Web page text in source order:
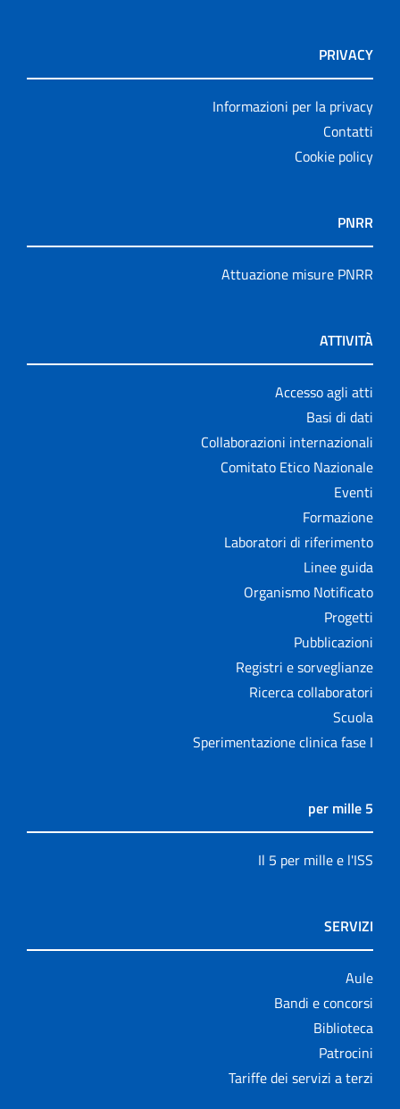
PRIVACY
Informazioni per la privacy
Contatti
Cookie policy
PNRR
Attuazione misure PNRR
ATTIVITÀ
Accesso agli atti
Basi di dati
Collaborazioni internazionali
Comitato Etico Nazionale
Eventi
Formazione
Laboratori di riferimento
Linee guida
Organismo Notificato
Progetti
Pubblicazioni
Registri e sorveglianze
Ricerca collaboratori
Scuola
Sperimentazione clinica fase I
5 per mille
Il 5 per mille e l'ISS
SERVIZI
Aule
Bandi e concorsi
Biblioteca
Patrocini
Tariffe dei servizi a terzi